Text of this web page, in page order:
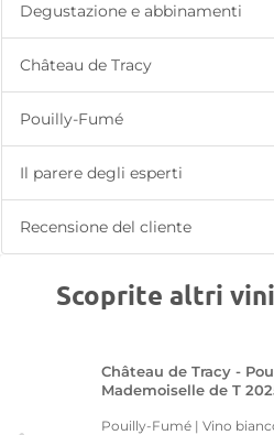
Degustazione e abbinamenti
Château de Tracy
Pouilly-Fumé
Il parere degli esperti
Recensione del cliente
Scoprite altri
Château de Tracy -
Mademoiselle de T
Pouilly-Fumé | Vino